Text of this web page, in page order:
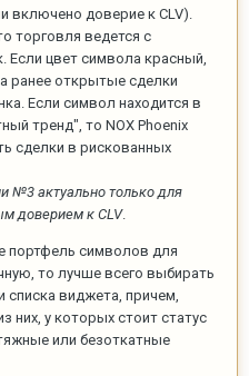
включено доверие к CLV).
торговля ведется с
цвет символа красный,
ранее открытые сделки
Если символ находится в
тренд", то NOX Phoenix
сделки в рискованных
№3 актуально только для
доверием к CLV.
портфель символов для
то лучше всего выбирать
списка виджета, причем,
них, у которых стоит статус
или безоткатные